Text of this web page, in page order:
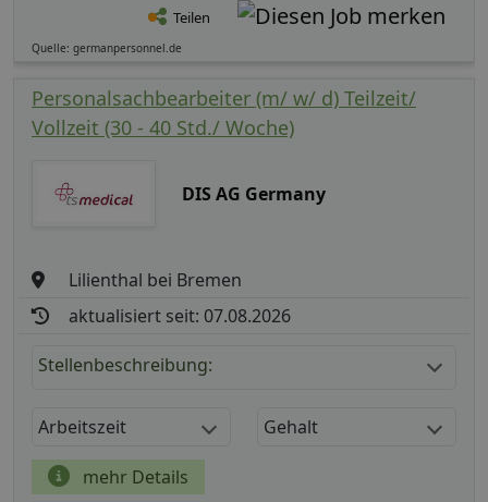
Teilen
Quelle: germanpersonnel.de
Personalsachbearbeiter (m/ w/ d) Teilzeit/
Vollzeit (30 - 40 Std./ Woche)
DIS AG Germany
Lilienthal bei Bremen
aktualisiert seit: 07.08.2026
Stellenbeschreibung:
Arbeitszeit Gehalt
mehr Details